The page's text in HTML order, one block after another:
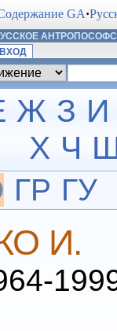
GA·
ВХОД
Ж З И
Х Ч
ГР ГУ
И.